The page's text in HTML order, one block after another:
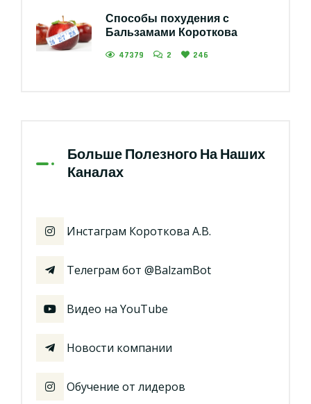
Способы похудения с
Бальзамами Короткова
47379 2 246
Больше Полезного На Наших
Каналах
Инстаграм Короткова А.В.
Телеграм бот @BalzamBot
Видео на YouTube
Новости компании
Обучение от лидеров